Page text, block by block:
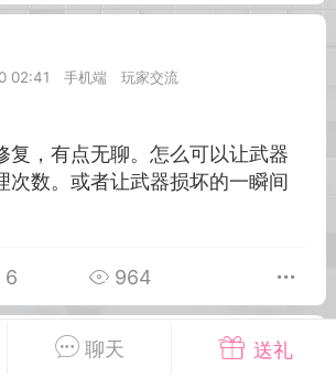
可用的作弊模组，
售卖服务器外挂！
近期收到一些信息
器使用,为了维护游
1. *...
2.22w
聊天 送礼
02:41
手机端 玩家交流
复，有点无聊。怎么可以让武器
次数。或者让武器损坏的一瞬间
6 964